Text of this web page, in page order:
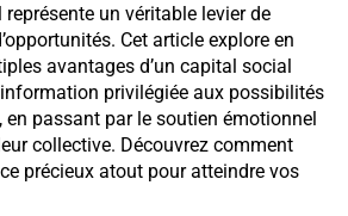
représente un véritable levier de
Cet article explore en
avantages d’un capital social
privilégiée aux possibilités
en passant par le soutien émotionnel
collective. Découvrez comment
précieux atout pour atteindre vos